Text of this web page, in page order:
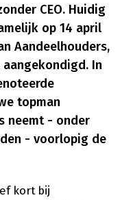
CEO. Huidig
op 14 april
Aandeelhouders,
In
topman
neemt - onder
- voorlopig de
kort bij